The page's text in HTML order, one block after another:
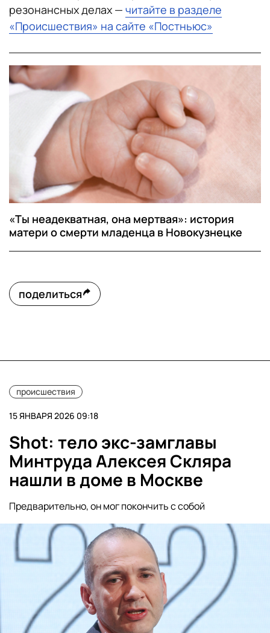
резонансных делах — читайте в разделе
«Происшествия» на сайте «Постньюс»
«Ты неадекватная, она мертвая»: история
матери о смерти младенца в Новокузнецке
поделиться
происшествия
15 ЯНВАРЯ 2026 09:18
Shot: тело экс-замглавы
Минтруда Алексея Скляра
нашли в доме в Москве
Предварительно, он мог покончить с собой